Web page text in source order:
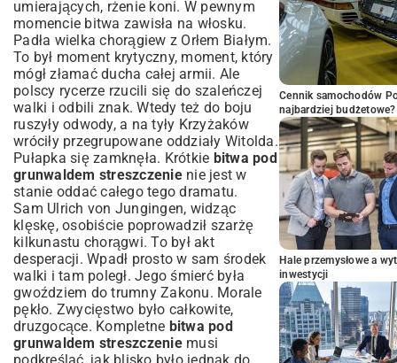
umierających, rżenie koni. W pewnym
momencie bitwa zawisła na włosku.
Padła wielka chorągiew z Orłem Białym.
To był moment krytyczny, moment, który
mógł złamać ducha całej armii. Ale
polscy rycerze rzucili się do szaleńczej
walki i odbili znak. Wtedy też do boju
ruszyły odwody, a na tyły Krzyżaków
wróciły przegrupowane oddziały Witolda.
Pułapka się zamknęła. Krótkie bitwa pod
grunwaldem streszczenienie jest w
stanie oddać całego tego dramatu.
Sam Ulrich von Jungingen, widząc
klęskę, osobiście poprowadził szarżę
kilkunastu chorągwi. To był akt
desperacji. Wpadł prosto w sam środek
walki i tam poległ. Jego śmierć była
gwoździem do trumny Zakonu. Morale
pękło. Zwycięstwo było całkowite,
druzgocące. Kompletne bitwa pod
grunwaldem streszczeniemusi
Cennik samochodów
najbardziej budżetowe?
Hale przemysłowe a
inwestycji